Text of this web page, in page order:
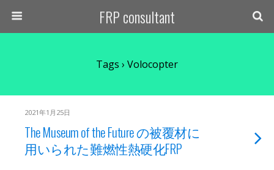
FRP consultant
Tags › Volocopter
2021年1月25日
The Museum of the Future の被覆材に
用いられた難燃性熱硬化FRP